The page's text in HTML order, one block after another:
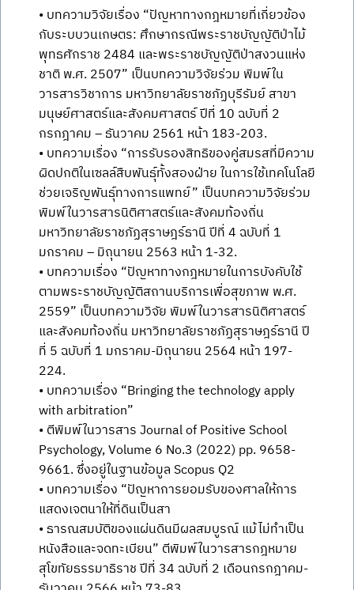
• บทความวิจัยเรื่อง “ปัญหาทางกฎหมายที่เกี่ยวข้อง
กับระบบวนเกษตร: ศึกษากรณีพระราชบัญญัติป่าไม้
พุทธศักราช 2484 และพระราชบัญญัติป่าสงวนแห่ง
ชาติ พ.ศ. 2507” เป็นบทความวิจัยร่วม พิมพ์ใน
วารสารวิชาการ มหาวิทยาลัยราชภัฏบุรีรัมย์ สาขา
มนุษย์ศาสตร์และสังคมศาสตร์ ปีที่ 10 ฉบับที่ 2
กรกฎาคม – ธันวาคม 2561 หน้า 183-203.
• บทความเรื่อง “การรับรองสิทธิของคู่สมรสที่มีความ
ผิดปกติในเซลล์สืบพันธุ์ทั้งสองฝ่าย ในการใช้เทคโนโลยี
ช่วยเจริญพันธุ์ทางการแพทย์” เป็นบทความวิจัยร่วม
พิมพ์ในวารสารนิติศาสตร์และสังคมท้องถิ่น
มหาวิทยาลัยราชภัฏสุราษฎร์ธานี ปีที่ 4 ฉบับที่ 1
มกราคม – มิถุนายน 2563 หน้า 1-32.
• บทความเรื่อง “ปัญหาทางกฎหมายในการบังคับใช้
ตามพระราชบัญญัติสถานบริการเพื่อสุขภาพ พ.ศ.
2559” เป็นบทความวิจัย พิมพ์ในวารสารนิติศาสตร์
และสังคมท้องถิ่น มหาวิทยาลัยราชภัฏสุราษฎร์ธานี ปี
ที่ 5 ฉบับที่ 1 มกราคม-มิถุนายน 2564 หน้า 197-
224.
• บทความเรื่อง “Bringing the technology apply
with arbitration”
• ตีพิมพ์ในวารสาร Journal of Positive School
Psychology, Volume 6 No.3 (2022) pp. 9658-
9661. ซึ่งอยู่ในฐานข้อมูล Scopus Q2
• บทความเรื่อง “ปัญหาการยอมรับของศาลให้การ
แสดงเจตนาให้ที่ดินเป็นสา
• ธารณสมบัติของแผ่นดินมีผลสมบูรณ์ แม้ไม่ทำเป็น
หนังสือและจดทะเบียน” ตีพิมพ์ในวารสารกฎหมาย
สุโขทัยธรรมาธิราช ปีที่ 34 ฉบับที่ 2 เดือนกรกฎาคม-